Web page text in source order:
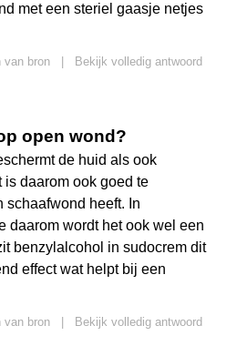
met een steriel gaasje netjes
van bron
Bekijk volledig antwoord
open wond?
de huid als ook
daarom ook goed te
schaafwond heeft. In
daarom wordt het ook wel een
benzylalcohol in sudocrem dit
effect wat helpt bij een
van bron
Bekijk volledig antwoord